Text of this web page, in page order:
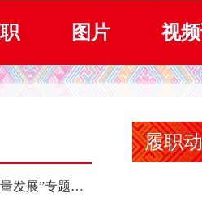
图片 视
自治区政协召开“推动向海经济高质量发展”专题调研座谈会 钱学明出席并讲话
履职